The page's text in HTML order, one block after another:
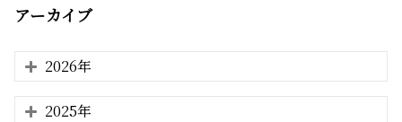
アーカイブ
2026年
2025年